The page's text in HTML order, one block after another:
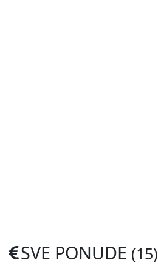
SVE PONUDE (15)